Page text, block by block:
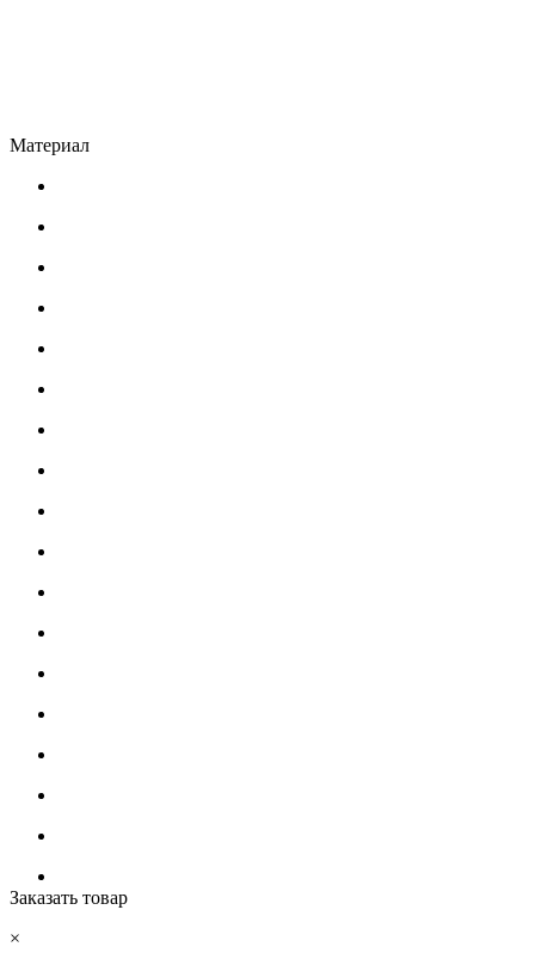
Материал
Заказать товар
×